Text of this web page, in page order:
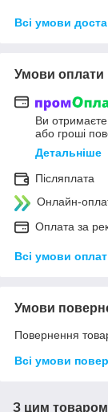
Всі умови
Умови оплати
Ви
або гроші
Детальніше
Післяплата
Онлайн-
Оплата за
Всі умови
Умови
Повернення
Всі умови
З цим